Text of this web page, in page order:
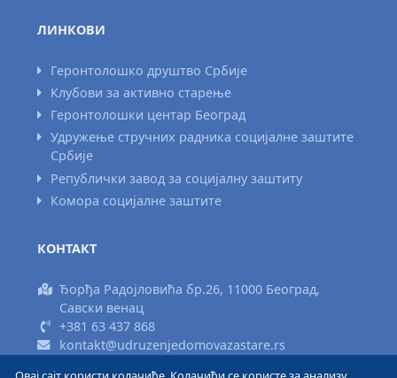
ЛИНКОВИ
Геронтолошко друштво Србије
Клубови за активно старење
Геронтолошки центар Београд
Удружење стручних радника социјалне заштите
Србије
Републички завод за социјалну заштиту
Комора социјалне заштите
КОНТАКТ
Ђорђа Радојловића бр.26, 11000 Београд,
Савски венац
+381 63 437 868
kontakt@udruzenjedomovazastare.rs